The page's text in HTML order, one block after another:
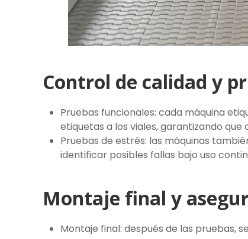
Control de calidad y
Pruebas funcionales: cada máquina
etiquetas a los viales, garantizando
Pruebas de estrés: las máquinas
identificar posibles fallas bajo uso
Montaje final y
Montaje final: después de las pruebas,